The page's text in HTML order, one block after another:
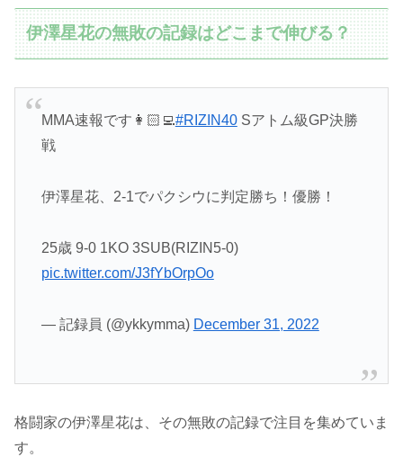
伊澤星花の無敗の記録はどこまで伸びる？
MMA速報です👩🏻‍💻#RIZIN40Sアトム級GP決勝
戦
伊澤星花、2-1でパクシウに判定勝ち！優勝！
25歳 9-0 1KO 3SUB(RIZIN5-0)
pic.twitter.com/J3fYbOrpOo
— 記録員 (@ykkymma) December 31, 2022
格闘家の伊澤星花は、その無敗の記録で注目を集めていま
す。